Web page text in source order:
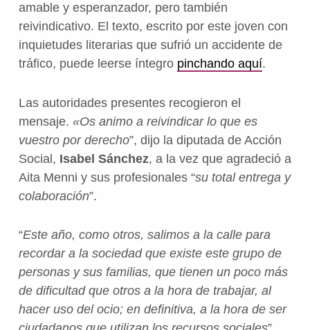
amable y esperanzador, pero también
reivindicativo. El texto, escrito por este joven con
inquietudes literarias que sufrió un accidente de
tráfico, puede leerse íntegro pinchando aquí.
Las autoridades presentes recogieron el
mensaje. «Os animo a reivindicar lo que es
vuestro por derecho”, dijo la diputada de Acción
Social, Isabel Sánchez, a la vez que agradeció a
Aita Menni y sus profesionales “su total entrega y
colaboración”.
“Este año, como otros, salimos a la calle para
recordar a la sociedad que existe este grupo de
personas y sus familias, que tienen un poco más
de dificultad que otros a la hora de trabajar, al
hacer uso del ocio; en definitiva, a la hora de ser